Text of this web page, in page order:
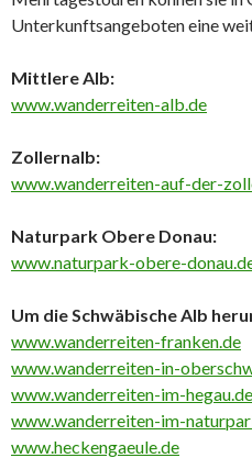
Unterkunftsangeboten eine
Mittlere Alb:
www.wanderreiten-alb.de
Zollernalb:
www.wanderreiten-auf-der-
Naturpark Obere Donau:
www.naturpark-obere-
Um die Schwäbische Alb
www.wanderreiten-franken.de
www.wanderreiten-in-
www.wanderreiten-im-hegau.de
www.wanderreiten-im-
www.heckengaeule.de